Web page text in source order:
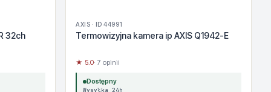
32ch
AXIS · ID 44991
Termowizyjna kamera ip AXIS Q1942-E
★ 5.0· 7 opinii
Dostępny
Wysyłka 24h